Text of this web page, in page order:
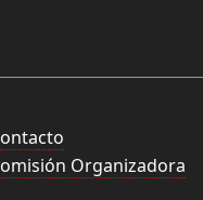
Organizadora